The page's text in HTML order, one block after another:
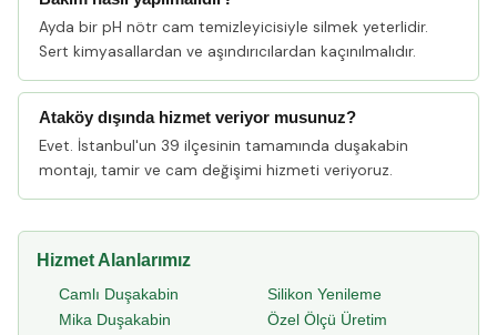
Ayda bir pH nötr cam temizleyicisiyle silmek yeterlidir.
Sert kimyasallardan ve aşındırıcılardan kaçınılmalıdır.
Ataköy dışında hizmet veriyor musunuz?
Evet. İstanbul'un 39 ilçesinin tamamında duşakabin
montajı, tamir ve cam değişimi hizmeti veriyoruz.
Hizmet Alanlarımız
Camlı Duşakabin
Mika Duşakabin
Silikon Yenileme
Özel Ölçü Üretim